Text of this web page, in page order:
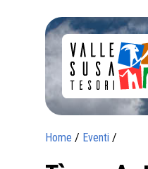
Home / Eventi /